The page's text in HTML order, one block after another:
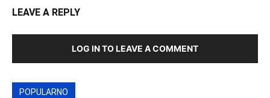
LEAVE A REPLY
LOG IN TO LEAVE A COMMENT
POPULARNO